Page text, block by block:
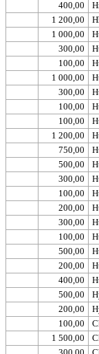
400,00
1 200,00
1 000,00
300,00
100,00
1 000,00
300,00
100,00
100,00
1 200,00
750,00
500,00
300,00
100,00
200,00
300,00
100,00
500,00
200,00
400,00
500,00
200,00
100,00
1 500,00